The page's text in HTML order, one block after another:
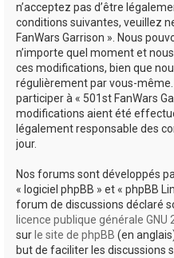
n’acceptez pas d’être
conditions suivantes, veuillez
FanWars Garrison ». Nous
n’importe quel moment et
ces modifications, bien que
régulièrement par vous-
participer à « 501st FanWars
modifications aient été
légalement responsable des
jour.
Nos forums sont développés
« logiciel phpBB » et « phpBB
forum de discussions déclaré
licence publique générale GNU
sur le site de phpBB (en
but de faciliter les discussions